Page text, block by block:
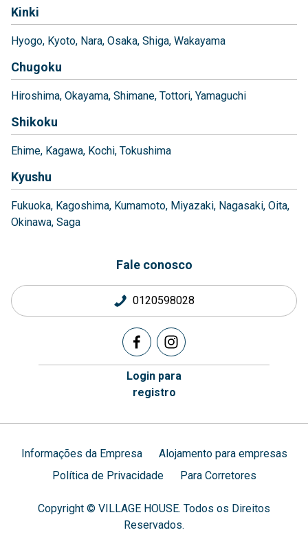
Kinki
Hyogo Kyoto Nara Osaka Shiga Wakayama
Chugoku
Hiroshima Okayama Shimane Tottori Yamaguchi
Shikoku
Ehime Kagawa Kochi Tokushima
Kyushu
Fukuoka Kagoshima Kumamoto Miyazaki Nagasaki Oita
Okinawa Saga
Fale conosco
0120598028
Login para
registro
Informações da Empresa
Alojamento para empresas
Política de Privacidade
Para Corretores
Copyright © VILLAGE HOUSE. Todos os Direitos
Reservados.